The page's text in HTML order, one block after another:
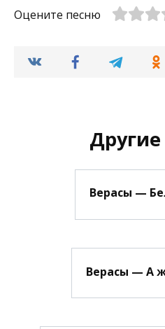
Оцените песню
Верасы —
Верасы — А